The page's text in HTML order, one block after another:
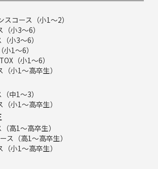
コース（小1～2）
小3～6）
小3～6）
1～6）
（小1～6）
小1～高卒生）
中1～3）
小1～高卒生）
高1～高卒生）
ス（高1～高卒生）
小1～高卒生）